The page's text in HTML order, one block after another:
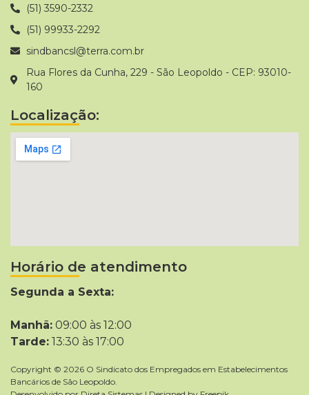
(51) 3590-2332
(51) 99933-2292
sindbancsl@terra.com.br
Rua Flores da Cunha, 229 - São Leopoldo - CEP: 93010-
160
Localização:
Horário de atendimento
Segunda a Sexta:
Manhã: 09:00 às 12:00
Tarde: 13:30 às 17:00
Copyright © 2026 O Sindicato dos Empregados em Estabelecimentos
Bancários de São Leopoldo.